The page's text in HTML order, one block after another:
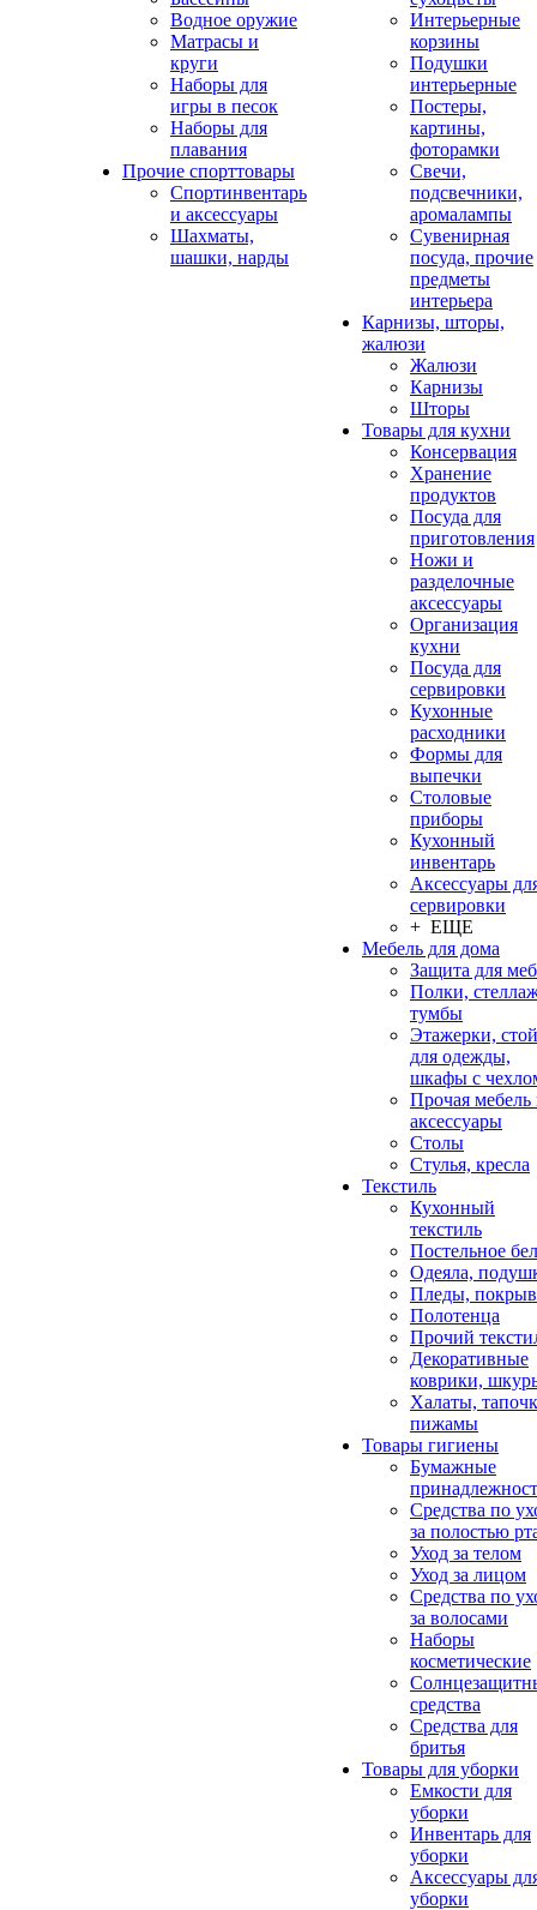
Водное оружие
Матрасы и
круги
Наборы для
игры в песок
Наборы для
плавания
Прочие спорттовары
Спортинвентарь
и аксессуары
Шахматы,
шашки, нарды
Интерьерные
корзины
Подушки
интерьерные
Постеры,
картины,
фоторамки
Свечи,
подсвечники,
аромалампы
Сувенирная
посуда, прочие
предметы
интерьера
Карнизы, шторы,
жалюзи
Жалюзи
Карнизы
Шторы
Товары для кухни
Консервация
Хранение
продуктов
Посуда для
приготовления
Ножи и
разделочные
аксессуары
Организация
кухни
Посуда для
сервировки
Кухонные
расходники
Формы для
выпечки
Столовые
приборы
Кухонный
инвентарь
Аксессуары
сервировки
+ ЕЩЕ
Мебель для дома
Защита для
Полки,
тумбы
Этажерки,
для одежды,
шкафы с
Прочая мебель
аксессуары
Столы
Стулья, кресла
Текстиль
Кухонный
текстиль
Постельное
Одеяла,
Пледы,
Полотенца
Прочий
Декоративные
коврики,
Халаты,
пижамы
Товары гигиены
Бумажные
Средства по
за полостью
Уход за телом
Уход за лицом
Средства по
за волосами
Наборы
косметические
средства
Средства для
бритья
Товары для уборки
Емкости для
уборки
Инвентарь для
уборки
Аксессуары
уборки